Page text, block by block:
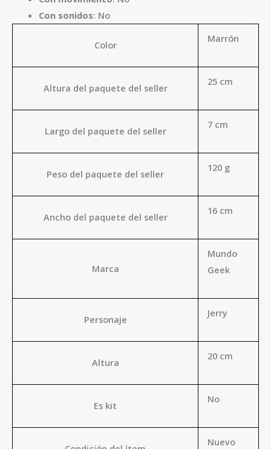
Con sonidos: No
Color
Marrón
Altura del paquete del seller
25 cm
Largo del paquete del seller
7 cm
Peso del paquete del seller
120 g
Ancho del paquete del seller
16 cm
Marca
Mundo
Geek
Personaje
Jerry
Altura
20 cm
Es kit
No
Nuevo